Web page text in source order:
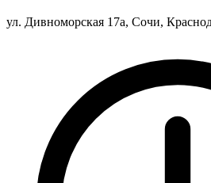
ул. Дивноморская 17а, Сочи,